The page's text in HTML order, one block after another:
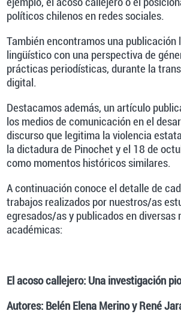
políticos chilenos en redes sociales.
También encontramos una publicación
lingüístico con una perspectiva de
prácticas periodísticas, durante la
digital.
Destacamos además, un artículo
los medios de comunicación en el
discurso que legitima la violencia
la dictadura de Pinochet y el 18 de
como momentos históricos similares.
A continuación conoce el detalle de
trabajos realizados por nuestros/as
egresados/as y publicados en diversas
académicas:
El acoso callejero: Una investigación
Autores: Belén Elena Merino y René